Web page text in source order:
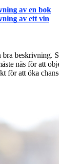
av en bok
av ett vin
beskrivning.
nås för att
för att öka